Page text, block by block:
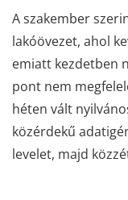
A szakember
lakóövezet, ahol
emiatt kezdetben
pont nem
héten vált
közérdekű
levelet, majd